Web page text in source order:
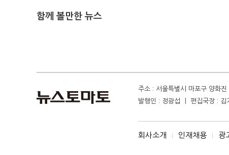
함께 볼만한 뉴스
주소 : 서울특별시 마포구 양화
발행인 : 정광섭 ㅣ 편집국장 :
회사소개 I 인재채용 I 광